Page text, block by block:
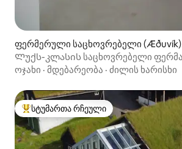
ფერმერული საცხოვრებელი (Æðuvík)
Ლუქს-კლასის საცხოვრებელი ფერმა
ოჯახი · მდებარეობა · ძილის ხარისხი
სტუმართა რჩეული მოწინავე ვარიანტი
სტუმართა რჩეული